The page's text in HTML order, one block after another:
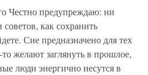
Честно предупреждаю: ни
как сохранить
Сие предназначено для тех
желают заглянуть в прошлое,
люди энергично несутся в